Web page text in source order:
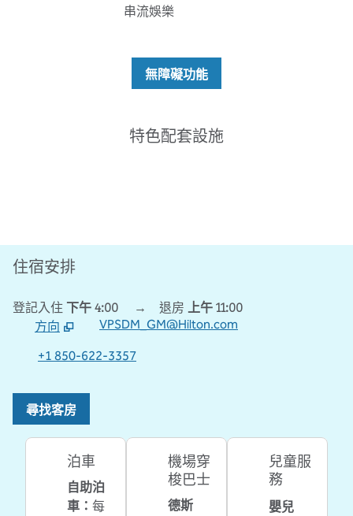
串流娛樂
無障礙功能
特色配套設施
游泳池
住宿安排
登記入住 下午 4:00 → 退房 上午 11:00
方向
開啟新分頁
VPSDM_GM@Hilton.com
+1 850-622-3357
尋找客房
泊車
自助泊
車 ： 每
機場穿
梭巴士
德斯
兒童服
務
嬰兒